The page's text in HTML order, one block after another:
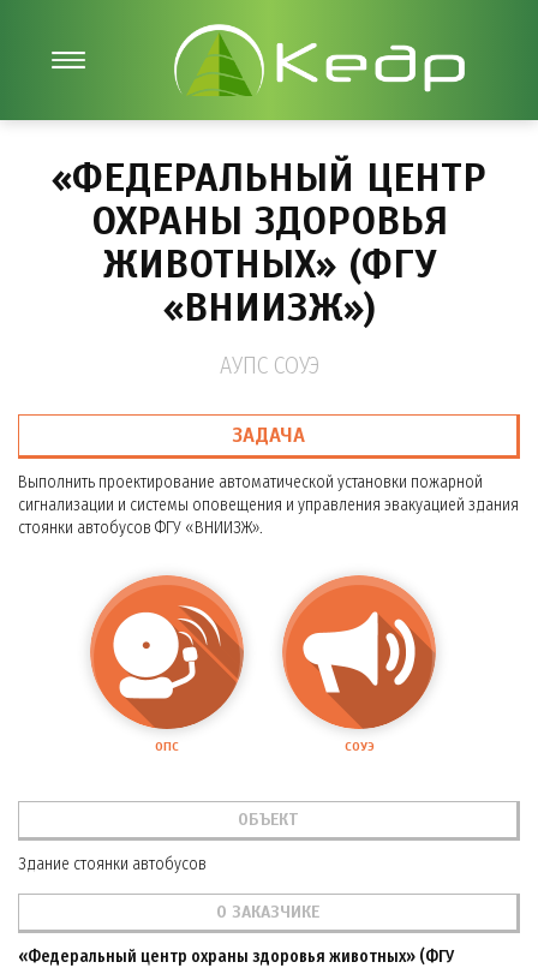
«ФЕДЕРАЛЬНЫЙ ЦЕНТР
ОХРАНЫ ЗДОРОВЬЯ
ЖИВОТНЫХ» (ФГУ
«ВНИИЗЖ»)
АУПС СОУЭ
ЗАДАЧА
Выполнить проектирование автоматической установки пожарной
сигнализации и системы оповещения и управления эвакуацией здания
стоянки автобусов ФГУ «ВНИИЗЖ».
ОПС СОУЭ
ОБЪЕКТ
Здание стоянки автобусов
О ЗАКАЗЧИКЕ
«Федеральный центр охраны здоровья животных» (ФГУ